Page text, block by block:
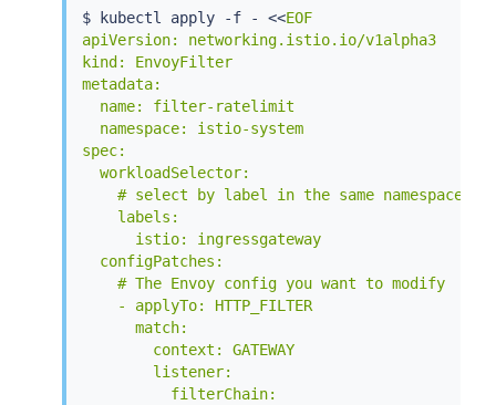
$ kubectl apply -f - <<EOF
apiVersion: networking.istio.io/v1alpha3
kind: EnvoyFilter
metadata:
  name: filter-ratelimit
  namespace: istio-system
spec:
  workloadSelector:
    # select by label in the same namespace
    labels:
      istio: ingressgateway
  configPatches:
    # The Envoy config you want to modify
    - applyTo: HTTP_FILTER
      match:
        context: GATEWAY
        listener:
          filterChain: